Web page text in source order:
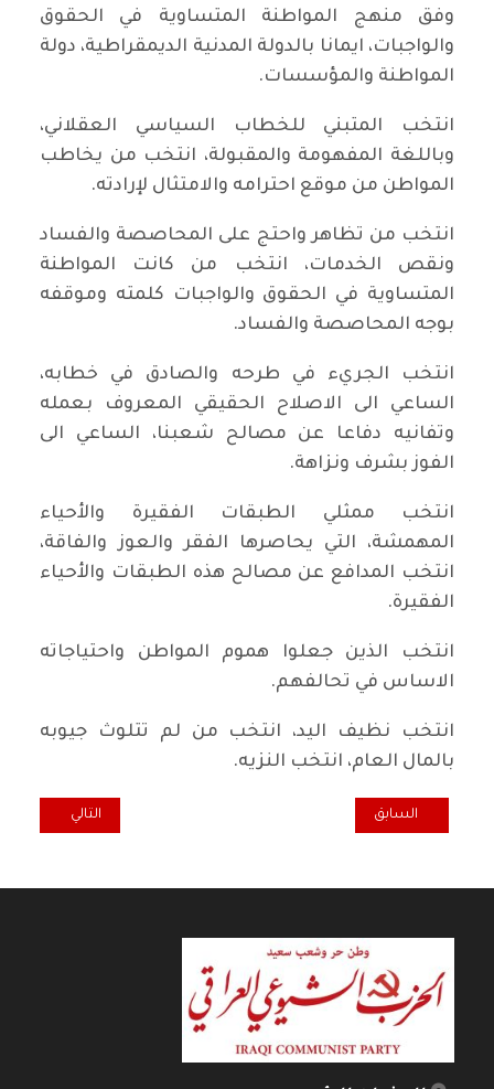
وفق منهج المواطنة المتساوية في الحقوق
والواجبات، ايمانا بالدولة المدنية الديمقراطية، دولة
المواطنة والمؤسسات.
انتخب المتبني للخطاب السياسي العقلاني،
وباللغة المفهومة والمقبولة، انتخب من يخاطب
المواطن من موقع احترامه والامتثال لإرادته.
انتخب من تظاهر واحتج على المحاصصة والفساد
ونقص الخدمات، انتخب من كانت المواطنة
المتساوية في الحقوق والواجبات كلمته وموقفه
بوجه المحاصصة والفساد.
انتخب الجريء في طرحه والصادق في خطابه،
الساعي الى الاصلاح الحقيقي المعروف بعمله
وتفانيه دفاعا عن مصالح شعبنا، الساعي الى
الفوز بشرف ونزاهة.
انتخب ممثلي الطبقات الفقيرة والأحياء
المهمشة، التي يحاصرها الفقر والعوز والفاقة،
انتخب المدافع عن مصالح هذه الطبقات والأحياء
الفقيرة.
انتخب الذين جعلوا هموم المواطن واحتياجاته
الاساس في تحالفهم.
انتخب نظيف اليد، انتخب من لم تتلوث جيوبه
بالمال العام، انتخب النزيه.
المقال السابق: تغريدة انتخابية... الصقر الشيوعي
السابق المقال التالي:
التالي